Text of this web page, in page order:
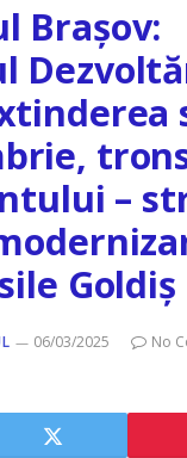
Brașov:
–
Goldiș
06/03/2025
No